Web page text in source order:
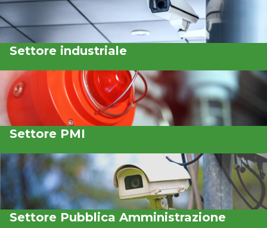
Settore industriale
Settore PMI
Settore Pubblica Amministrazione